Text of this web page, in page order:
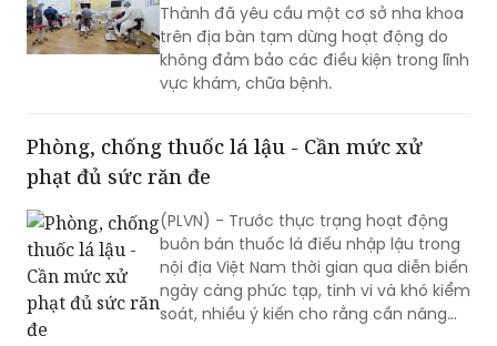
Thành đã yêu cầu một cơ sở nha khoa
trên địa bàn tạm dừng hoạt động do
không đảm bảo các điều kiện trong lĩnh
vực khám, chữa bệnh.
Phòng, chống thuốc lá lậu - Cần mức xử
phạt đủ sức răn đe
(PLVN) - Trước thực trạng hoạt động
buôn bán thuốc lá điếu nhập lậu trong
nội địa Việt Nam thời gian qua diễn biến
ngày càng phức tạp, tinh vi và khó kiểm
soát, nhiều ý kiến cho rằng cần nâng